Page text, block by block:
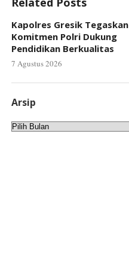
Kapolres Gresik Tegaskan
Komitmen Polri Dukung
Pendidikan Berkualitas
7 Agustus 2026
Arsip
Arsip